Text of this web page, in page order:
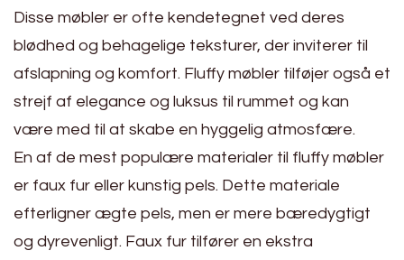
Disse møbler er ofte kendetegnet ved deres
blødhed og behagelige teksturer, der inviterer til
afslapning og komfort. Fluffy møbler tilføjer også et
strejf af elegance og luksus til rummet og kan
være med til at skabe en hyggelig atmosfære.
En af de mest populære materialer til fluffy møbler
er faux fur eller kunstig pels. Dette materiale
efterligner ægte pels, men er mere bæredygtigt
og dyrevenligt. Faux fur tilfører en ekstra